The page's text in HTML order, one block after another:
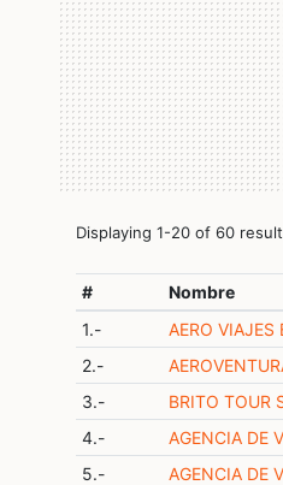
Displaying 1-20 of 60
# Nombre
1.-
AERO VIAJES
2.-
3.-
BRITO TOUR
4.-
AGENCIA DE
5.-
AGENCIA DE